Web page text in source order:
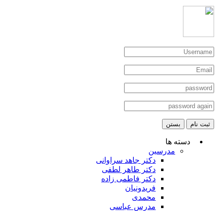
ثبت نام بستن
دسته ها
مدرسین
دکتر جاهد سراوانی
دکتر طاهر لطفی
دکتر فاطمی زاده
فریدونیان
محمدی
مدرس عباسی